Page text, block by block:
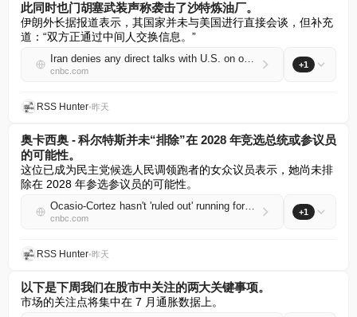
此同时也门胡塞武装声称袭击了沙特炼油厂。
伊朗外长据报道表示，其国家并未与美国进行直接会谈，但补充
道：“双方正通过中间人交换信息。”
Iran denies any direct talks with U.S. on opening Strait of Hormuz as Houthis claim attack on Saudi refinery
cnbc.com
+1
RSS Hunter•昨天
奥卡西奥 - 科尔特斯并未“排除”在 2028 年竞选总统或参议员
的可能性。
这位已成为民主党候选人民调领跑者的女众议员表示，她尚未排
除在 2028 年参选参议员的可能性。
Ocasio-Cortez hasn't 'ruled out' running for president or Senate in 2028
cnbc.com
+1
RSS Hunter•昨天
以下是下周我们在股市中关注的两大关键事项。
市场的关注点将集中在 7 月通胀数据上。